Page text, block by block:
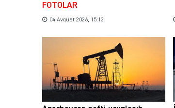
FOTOLAR
04 Avqust 2026, 15:13